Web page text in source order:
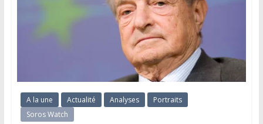
A la une Actualité Analyses
Portraits
Soros Watch